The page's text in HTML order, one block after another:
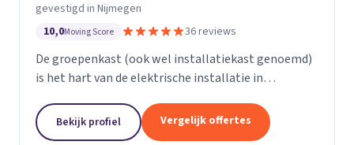
gevestigd in Nijmegen
10,0Moving Score 36 reviews
De groepenkast (ook wel installatiekast genoemd)
is het hart van de elektrische installatie in
de verdelers in woningen en gebouwen met een
klein...
Bekijk profiel Vergelijk offertes